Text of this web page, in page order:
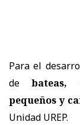
Para el
de
bateas,
pequeños y
Unidad UREP.